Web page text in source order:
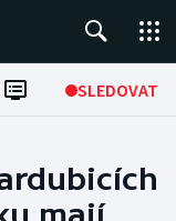
SLEDOVAT